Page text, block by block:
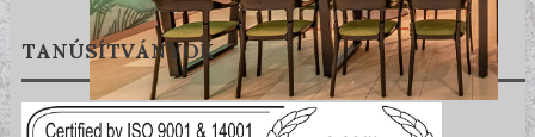
TANÚSÍTVÁNYOK